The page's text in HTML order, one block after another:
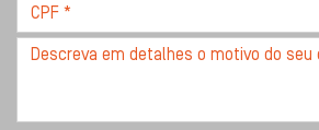
CPF
*
Descreva
com